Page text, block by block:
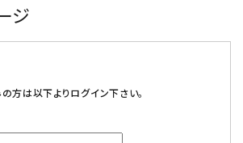
person 新規登録
ジ
方は以下よりログイン下さい。